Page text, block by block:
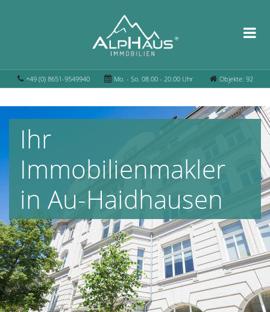
+49 (0) 8651-9549940 Mo. - So. 08.00 - 20.00 Uhr Objekte: 92
Ihr
Immobilienmakler
in Au-Haidhausen